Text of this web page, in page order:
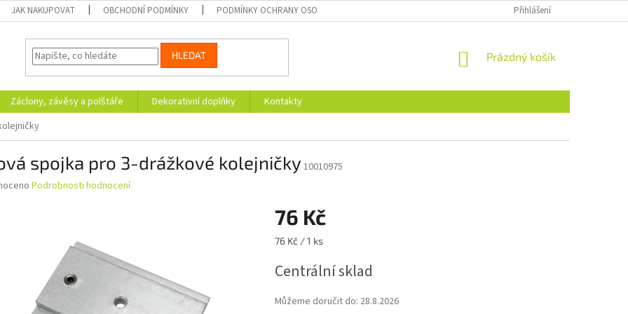
JAK NAKUPOVAT OBCHODNÍ PODMÍNKY PODMÍNKY OCHRANY OSOBNÍCH ÚDAJŮ FORMULÁŘ PRO
Přihlášení
HLEDAT
NÁKUPNÍ
Prázdný košík
Záclony, závěsy a polštáře Dekorativní doplňky
Kontakty
spojka pro 3-drážkové kolejničky 10010975
Podrobnosti hodnocení
76 Kč
Měrná
76 Kč / 1 ks
Centrální sklad
Můžeme doručit do: 28.8.2026